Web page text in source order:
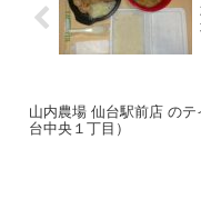
山内農場 仙台駅前店 のテ
台中央１丁目）